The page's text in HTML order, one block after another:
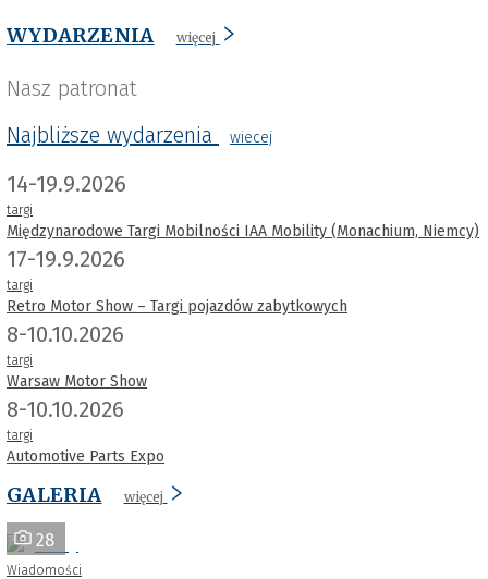
WYDARZENIA więcej
Nasz patronat
Najbliższe wydarzenia
wiecej
14-19.9.2026
targi
Międzynarodowe Targi Mobilności IAA Mobility (Monachium, Niemcy)
17-19.9.2026
targi
Retro Motor Show – Targi pojazdów zabytkowych
8-10.10.2026
targi
Warsaw Motor Show
8-10.10.2026
targi
Automotive Parts Expo
GALERIA więcej
28
Wiadomości